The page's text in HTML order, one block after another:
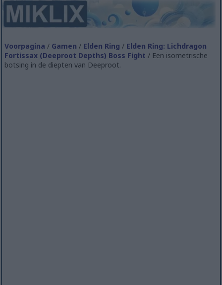
Voorpagina / Gamen / Elden Ring / Elden Ring: Lichdragon
Fortissax (Deeproot Depths) Boss Fight / Een isometrische
botsing in de diepten van Deeproot.